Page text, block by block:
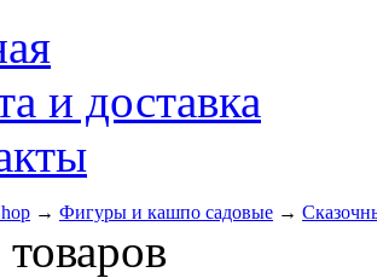
и доставка
→ Фигуры и кашпо садовые →